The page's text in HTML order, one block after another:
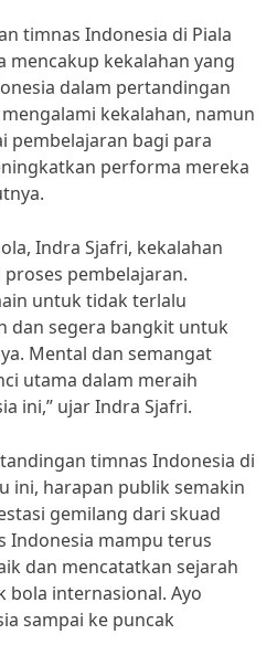
timnas Indonesia di Piala
mencakup kekalahan yang
dalam pertandingan
kekalahan, namun
pembelajaran bagi para
performa mereka
Indra Sjafri, kekalahan
pembelajaran.
untuk tidak terlalu
dan segera bangkit untuk
Mental dan semangat
utama dalam meraih
ini,” ujar Indra Sjafri.
timnas Indonesia di
ini, harapan publik semakin
gemilang dari skuad
Indonesia mampu terus
dan mencatatkan sejarah
bola internasional. Ayo
sampai ke puncak